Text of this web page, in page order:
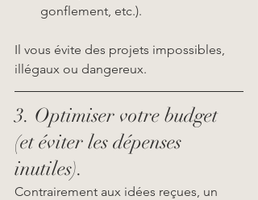
gonflement, etc.).
Il vous évite des projets impossibles,
illégaux ou dangereux.
3. Optimiser votre budget
(et éviter les dépenses
inutiles).
Contrairement aux idées reçues, un